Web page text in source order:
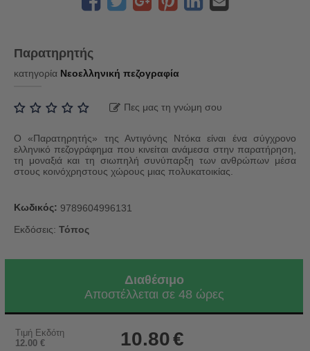
Παρατηρητής
κατηγορία Νεοελληνική πεζογραφία
Πες μας τη γνώμη σου
Ο «Παρατηρητής» της Αντιγόνης Ντόκα είναι ένα σύγχρονο
ελληνικό πεζογράφημα που κινείται ανάμεσα στην παρατήρηση,
τη μοναξιά και τη σιωπηλή συνύπαρξη των ανθρώπων μέσα
στους κοινόχρηστους χώρους μιας πολυκατοικίας.
Κωδικός: 9789604996131
Εκδόσεις: Τόπος
Διαθέσιμο
Αποστέλλεται σε 48 ώρες
Τιμή Εκδότη
12.00 € 10.80€